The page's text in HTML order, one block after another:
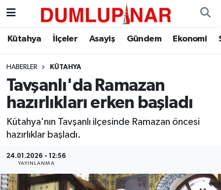
Kütahya İlçeler Asayiş Gündem Ekonomi
HABERLER KÜTAHYA
Tavşanlı'da Ramazan
hazırlıkları erken başladı
Kütahya'nın Tavşanlı ilçesinde Ramazan öncesi
hazırlıklar başladı.
24.01.2026 - 12:56
YAYINLANMA
Asayiş
Diğer
Dünya
Ekonomi
Eleman
Emlak
Kütahya Hava Durumu
Kütahya Trafik Yoğunluk Haritası
Süper Lig Puan Durumu ve Fikstür
Son Dakika Haberleri
Haber Arşivi